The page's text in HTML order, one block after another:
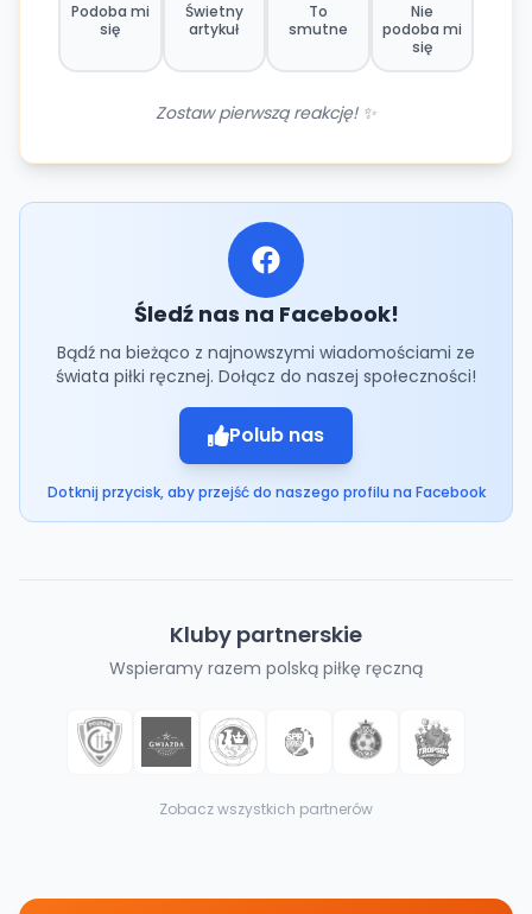
Podoba mi
się
Świetny
artykuł
To
smutne
Nie
podoba mi
się
Zostaw pierwszą reakcję! ✨
Śledź nas na Facebook!
Bądź na bieżąco z najnowszymi wiadomościami ze
świata piłki ręcznej. Dołącz do naszej społeczności!
Polub nas
Dotknij przycisk, aby przejść do naszego profilu na Facebook
Kluby partnerskie
Wspieramy razem polską piłkę ręczną
Zobacz wszystkich partnerów